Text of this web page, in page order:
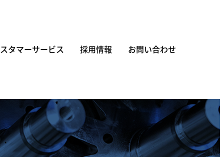
タマーサービス 採用情報 お問い合わせ